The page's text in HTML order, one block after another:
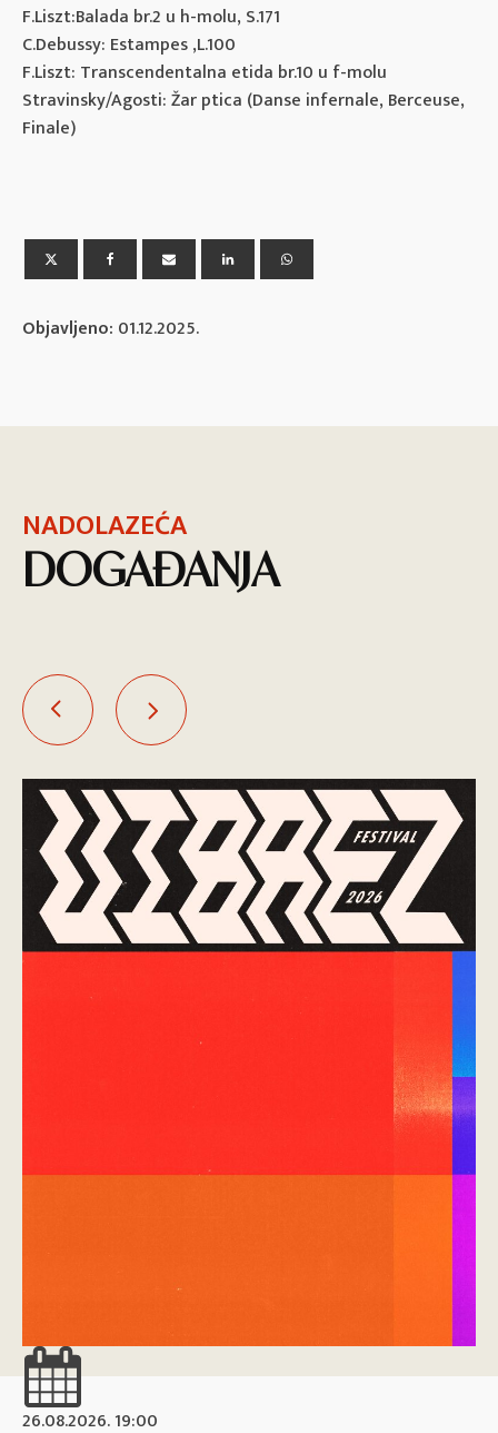
F.Liszt:Balada br.2 u h-molu, S.171
C.Debussy: Estampes ,L.100
F.Liszt: Transcendentalna etida br.10 u f-molu
Stravinsky/Agosti: Žar ptica (Danse infernale, Berceuse,
Finale)
Objavljeno: 01.12.2025.
NADOLAZEĆA
DOGAĐANJA
26.08.2026. 19:00